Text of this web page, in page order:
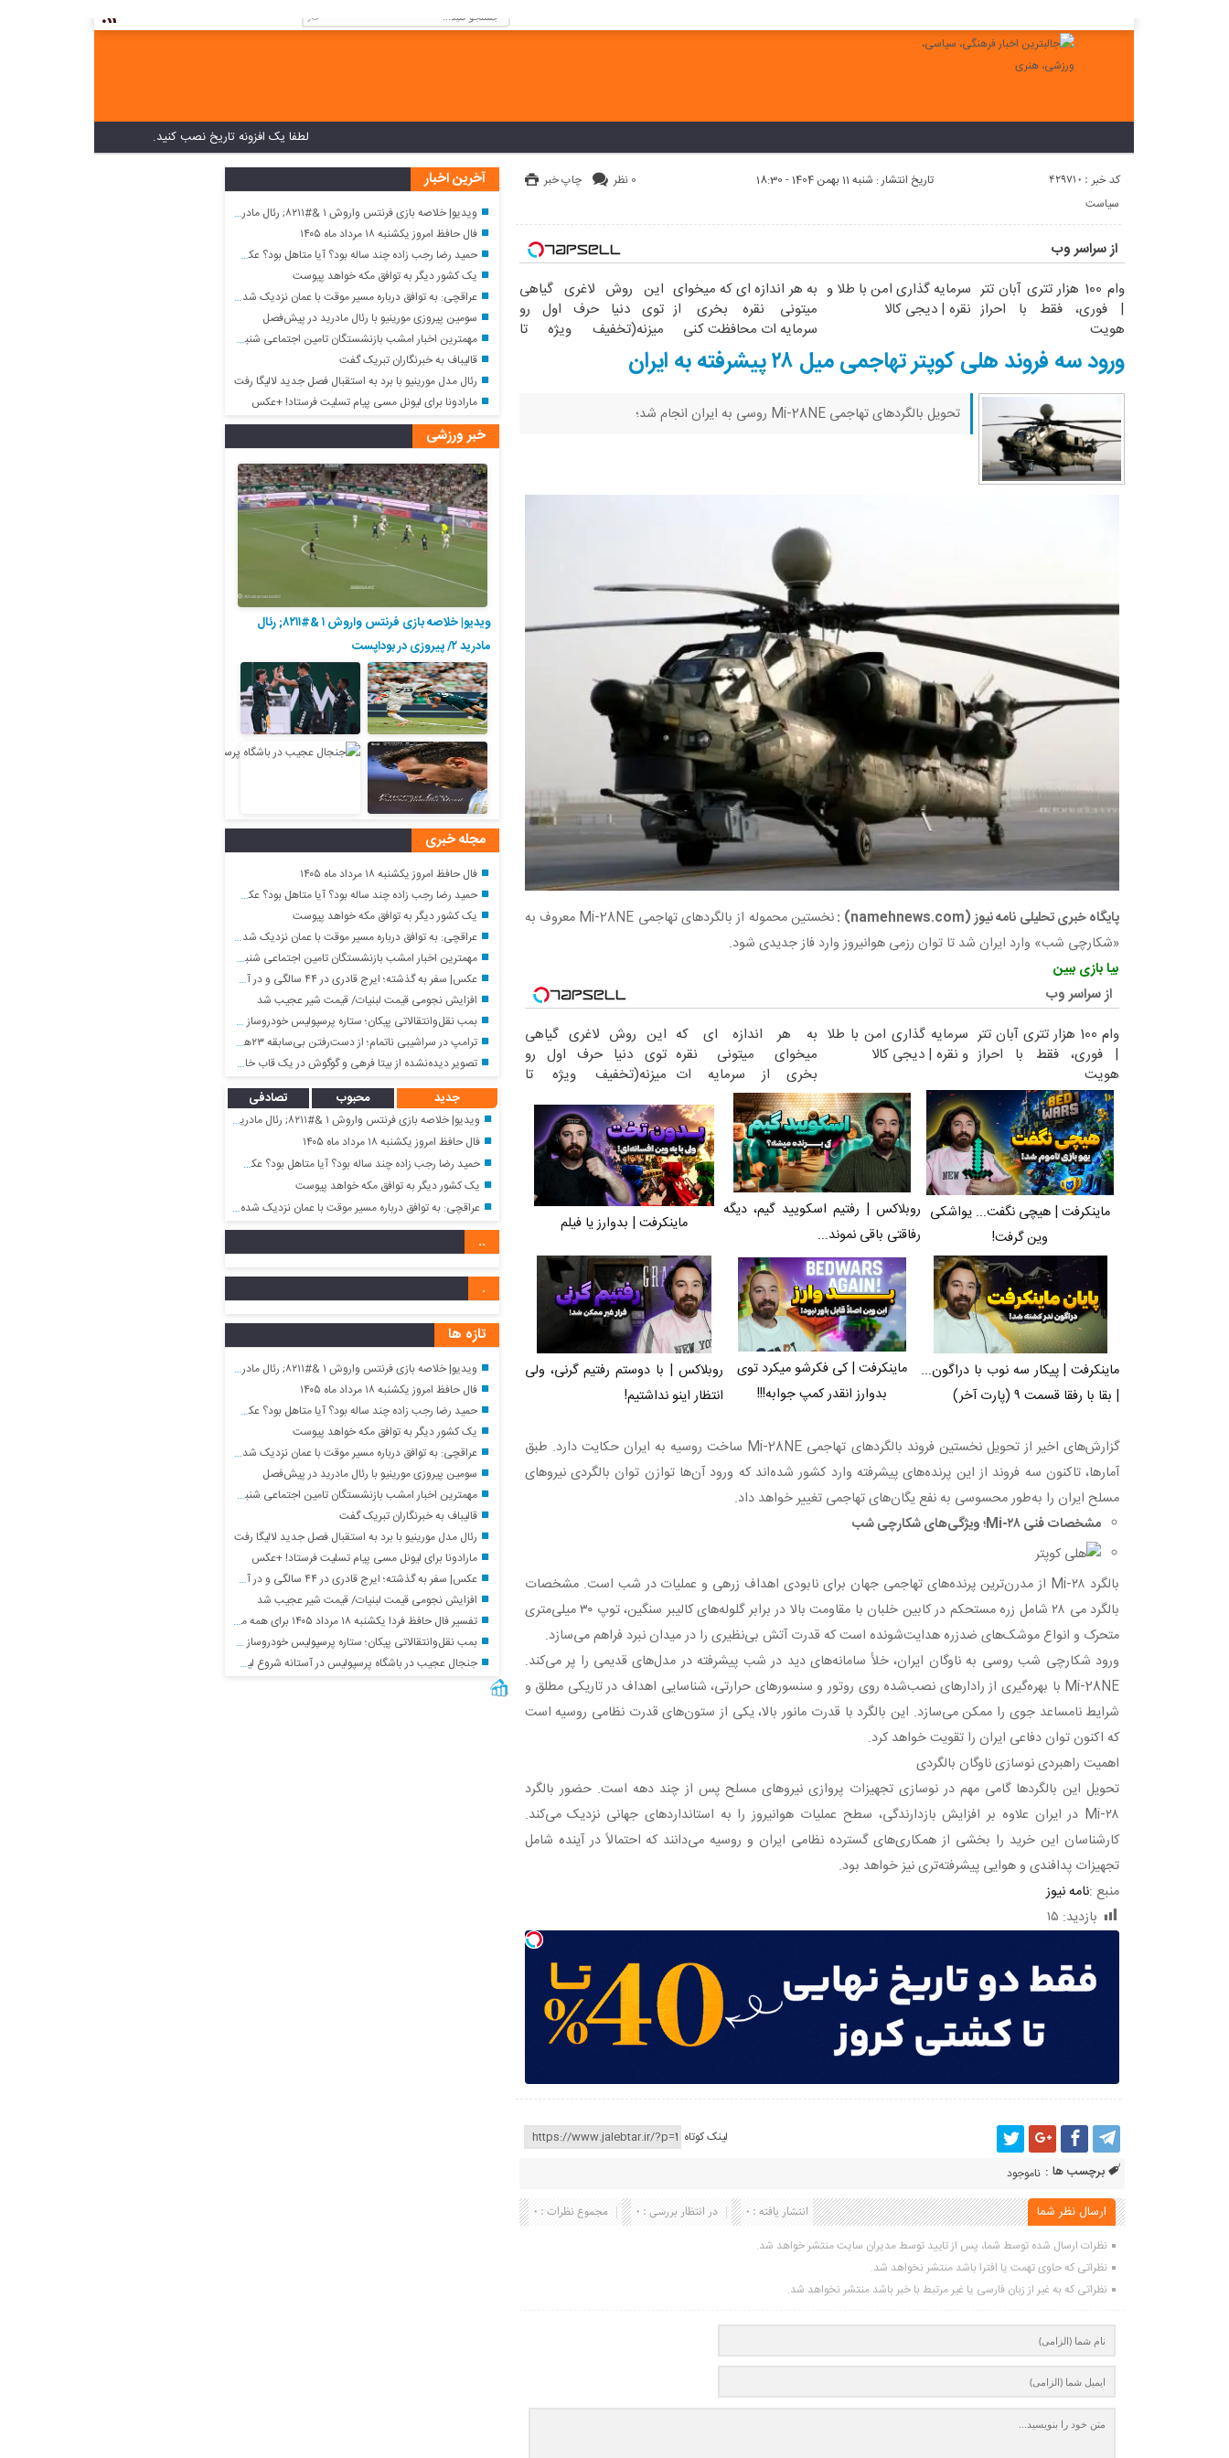
لطفا یک افزونه تاریخ نصب کنید.
کد خبر : 429710 تاریخ انتشار : شنبه 11 بهمن 1404 - 18:30 چاپ خبر
0 نظر
سیاست
از سراسر وب
وام 100 هزار تتری آبان تتر
| فوری، فقط با احراز
هویت
سرمایه گذاری امن با طلا و
نقره | دیجی کالا
به هر اندازه ای که میخوای
میتونی نقره بخری از
سرمایه ات محافظت کنی
این روش لاغری گیاهی
توی دنیا حرف اول رو
میزنه(تخفیف ویژه تا
امشب)
ورود سه فروند هلی کوپتر تهاجمی میل ۲۸ پیشرفته به ایران
تحویل بالگردهای تهاجمی Mi-28NE روسی به ایران انجام شد؛
پایگاه خبری تحلیلی نامه نیوز (namehnews.com) :
نخستین محموله از بالگردهای تهاجمی Mi-28NE معروف به
«شکارچی شب» وارد ایران شد تا توان رزمی هوانیروز وارد فاز جدیدی شود.
بیا بازی ببین
از سراسر وب
وام 100 هزار تتری آبان تتر
| فوری، فقط با احراز
هویت
سرمایه گذاری امن با طلا
و نقره | دیجی کالا
به هر اندازه ای که
میخوای میتونی نقره
بخری از سرمایه ات
محافظت کنی
این روش لاغری گیاهی
توی دنیا حرف اول رو
میزنه(تخفیف ویژه تا
ماینکرفت | هیچی نگفت... یواشکی
وین گرفت!
روبلاکس | رفتیم اسکویید گیم، دیگه
رفاقتی باقی نموند...
ماینکرفت | بدوارز یا فیلم
ماینکرفت | پیکار سه نوب با دراگون...
| بقا با رفقا قسمت ۹ (پارت آخر)
ماینکرفت | کی فکرشو میکرد توی
بدوارز انقدر کمپ جوابه!!!
روبلاکس | با دوستم رفتیم گرنی، ولی
انتظار اینو نداشتیم!
گزارش‌های اخیر از تحویل نخستین فروند بالگردهای تهاجمی Mi-28NE ساخت روسیه به ایران حکایت دارد. طبق
آمارها، تاکنون سه فروند از این پرنده‌های پیشرفته وارد کشور شده‌اند که ورود آن‌ها توازن توان بالگردی نیروهای
مسلح ایران را به‌طور محسوسی به نفع یگان‌های تهاجمی تغییر خواهد داد.
مشخصات فنی Mi-۲۸؛ ویژگی‌های شکارچی شب
بالگرد Mi-۲۸ از مدرن‌ترین پرنده‌های تهاجمی جهان برای نابودی اهداف زرهی و عملیات در شب است. مشخصات
بالگرد می ۲۸ شامل زره مستحکم در کابین خلبان با مقاومت بالا در برابر گلوله‌های کالیبر سنگین، توپ ۳۰ میلی‌متری
متحرک و انواع موشک‌های ضدزره هدایت‌شونده است که قدرت آتش بی‌نظیری را در میدان نبرد فراهم می‌سازد.
ورود شکارچی شب روسی به ناوگان ایران، خلأ سامانه‌های دید در شب پیشرفته در مدل‌های قدیمی را پر می‌کند.
Mi-28NE با بهره‌گیری از رادارهای نصب‌شده روی روتور و سنسورهای حرارتی، شناسایی اهداف در تاریکی مطلق و
شرایط نامساعد جوی را ممکن می‌سازد. این بالگرد با قدرت مانور بالا، یکی از ستون‌های قدرت نظامی روسیه است
که اکنون توان دفاعی ایران را تقویت خواهد کرد.
اهمیت راهبردی نوسازی ناوگان بالگردی
تحویل این بالگردها گامی مهم در نوسازی تجهیزات پروازی نیروهای مسلح پس از چند دهه است. حضور بالگرد
Mi-۲۸ در ایران علاوه بر افزایش بازدارندگی، سطح عملیات هوانیروز را به استانداردهای جهانی نزدیک می‌کند.
کارشناسان این خرید را بخشی از همکاری‌های گسترده نظامی ایران و روسیه می‌دانند که احتمالاً در آینده شامل
تجهیزات پدافندی و هوایی پیشرفته‌تری نیز خواهد بود.
منبع :نامه نیوز
بازدید: ۱۵
لینک کوتاه
برچسب ها : ناموجود
ارسال نظر شما مجموع نظرات : 0 در انتظار بررسی : 0 انتشار یافته : 0
نظرات ارسال شده توسط شما، پس از تایید توسط مدیران سایت منتشر خواهد شد.
نظراتی که حاوی تهمت یا افترا باشد منتشر نخواهد شد.
نظراتی که به غیر از زبان فارسی یا غیر مرتبط با خبر باشد منتشر نخواهد شد.
آخرین اخبار
ویدیو| خلاصه بازی فرنتس واروش ۱ &#۸۲۱۱; رئال مادرید ۲/ پیروزی در بوداپست
فال حافظ امروز یکشنبه ۱۸ مرداد ماه ۱۴۰۵
حمید رضا رجب زاده چند ساله بود؟ آیا متاهل بود؟ عکس او همراه پدر و مادرش
یک کشور دیگر به توافق مکه خواهد پیوست
عراقچی: به توافق درباره مسیر موقت با عمان نزدیک شده‌ایم
سومین پیروزی مورینیو با رئال مادرید در پیش‌فصل
مهمترین اخبار امشب بازنشستگان تامین اجتماعی شنبه ۱۷ مرداد ماه
قالیباف به خبرنگاران تبریک گفت
رئال مدل مورینیو با برد به استقبال فصل جدید لالیگا رفت
مارادونا برای لیونل مسی پیام تسلیت فرستاد! +عکس
خبر ورزشی
ویدیو| خلاصه بازی فرنتس واروش ۱ &#۸۲۱۱; رئال
مادرید ۲/ پیروزی در بوداپست
مجله خبری
فال حافظ امروز یکشنبه ۱۸ مرداد ماه ۱۴۰۵
حمید رضا رجب زاده چند ساله بود؟ آیا متاهل بود؟ عکس او همراه پدر و مادرش
یک کشور دیگر به توافق مکه خواهد پیوست
عراقچی: به توافق درباره مسیر موقت با عمان نزدیک شده‌ایم
مهمترین اخبار امشب بازنشستگان تامین اجتماعی شنبه ۱۷ مرداد ماه
عکس| سفر به گذشته؛ ایرج قادری در ۴۴ سالگی و در آخرین فیلم اش قبل انقلاب؛ سال ۵۷
افزایش نجومی قیمت لبنیات/ قیمت شیر عجیب شد
بمب نقل‌وانتقالاتی پیکان؛ ستاره پرسپولیس خودروساز شد!
ترامپ در سراشیبی ناتمام؛ از دست‌رفتن بی‌سابقه ۲۳هزار شغل
تصویر دیده‌نشده از بیتا فرهی و گوگوش در یک قاب خاص + عکس
جدید محبوب تصادفی
ویدیو| خلاصه بازی فرنتس واروش ۱ &#۸۲۱۱; رئال مادرید ۲/ پیروزی در بوداپست
فال حافظ امروز یکشنبه ۱۸ مرداد ماه ۱۴۰۵
حمید رضا رجب زاده چند ساله بود؟ آیا متاهل بود؟ عکس او همراه پدر و مادرش
یک کشور دیگر به توافق مکه خواهد پیوست
عراقچی: به توافق درباره مسیر موقت با عمان نزدیک شده‌ایم
..
.
تازه ها
ویدیو| خلاصه بازی فرنتس واروش ۱ &#۸۲۱۱; رئال مادرید ۲/ پیروزی در بوداپست
فال حافظ امروز یکشنبه ۱۸ مرداد ماه ۱۴۰۵
حمید رضا رجب زاده چند ساله بود؟ آیا متاهل بود؟ عکس او همراه پدر و مادرش
یک کشور دیگر به توافق مکه خواهد پیوست
عراقچی: به توافق درباره مسیر موقت با عمان نزدیک شده‌ایم
سومین پیروزی مورینیو با رئال مادرید در پیش‌فصل
مهمترین اخبار امشب بازنشستگان تامین اجتماعی شنبه ۱۷ مرداد ماه
قالیباف به خبرنگاران تبریک گفت
رئال مدل مورینیو با برد به استقبال فصل جدید لالیگا رفت
مارادونا برای لیونل مسی پیام تسلیت فرستاد! +عکس
عکس| سفر به گذشته؛ ایرج قادری در ۴۴ سالگی و در آخرین فیلم اش قبل انقلاب؛ سال ۵۷
افزایش نجومی قیمت لبنیات/ قیمت شیر عجیب شد
تفسیر فال حافظ فردا یکشنبه ۱۸ مرداد ۱۴۰۵ برای همه ماه ها
بمب نقل‌وانتقالاتی پیکان؛ ستاره پرسپولیس خودروساز شد!
جنجال عجیب در باشگاه پرسپولیس در آستانه شروع لیگ برتر!